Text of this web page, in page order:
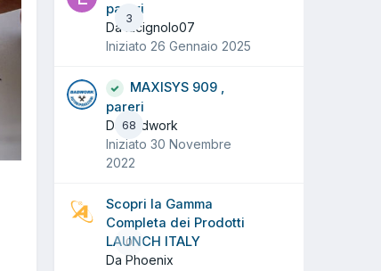
3
pareri
Da lucignolo07
Iniziato 26 Gennaio 2025
68
MAXISYS 909 ,
pareri
Da badwork
Iniziato 30 Novembre
2022
0
Scopri la Gamma
Completa dei Prodotti
LAUNCH ITALY
Da Phoenix